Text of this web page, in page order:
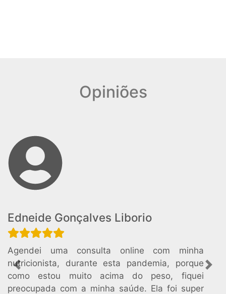
Opiniões
Edneide Gonçalves Liborio
Agendei uma consulta online com minha
nutricionista, durante esta pandemia, porque
como estou muito acima do peso, fiquei
preocupada com a minha saúde. Ela foi super
Previous Next